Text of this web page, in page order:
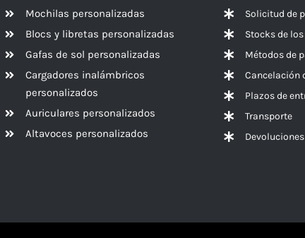
Mochilas personalizadas
Blocs y libretas personalizadas
Gafas de sol personalizadas
Cargadores inalámbricos
personalizados
Auriculares personalizados
Altavoces personalizados
Solicitud de
Stocks de
Métodos de
Cancelación
Plazos de
Transporte